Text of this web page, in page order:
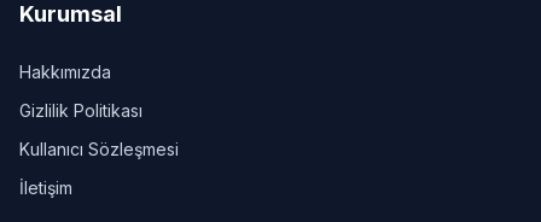
Kurumsal
Hakkımızda
Gizlilik Politikası
Kullanıcı Sözleşmesi
İletişim